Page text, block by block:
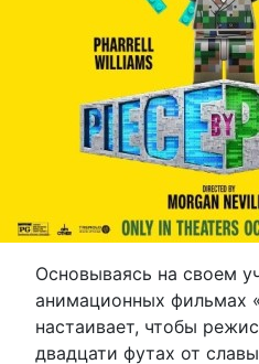
Основываясь на своем
анимационных фильмах
настаивает, чтобы
двадцати футах от